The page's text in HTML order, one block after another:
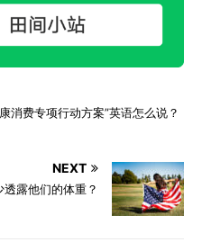
消费专项行动方案”英语怎么说？
NEXT
露他们的体重？